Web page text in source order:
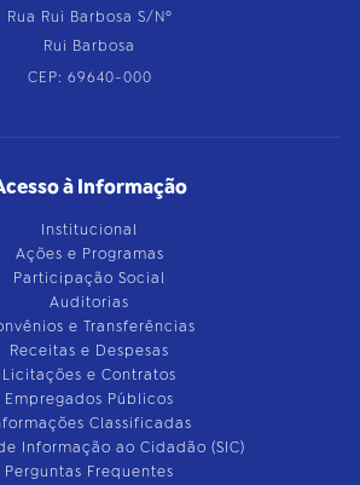
Rua Rui Barbosa S/Nº
Rui Barbosa
CEP: 69640-000
à Informação
Institucional
Ações e Programas
Participação Social
Auditorias
e Transferências
Receitas e Despesas
Licitações e Contratos
Empregados Públicos
Classificadas
Informação ao Cidadão (SIC)
Perguntas Frequentes